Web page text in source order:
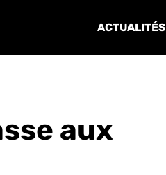
ACTUALITÉS
aux